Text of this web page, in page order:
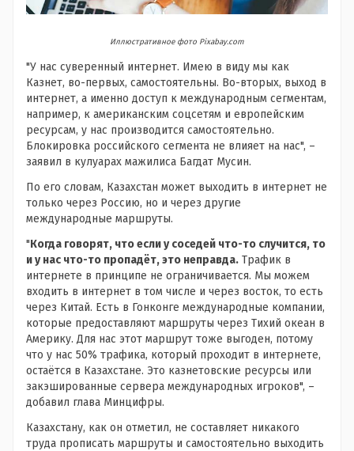
Иллюстративное фото Pixabay.com
"У нас суверенный интернет. Имею в виду мы как
Казнет, во-первых, самостоятельны. Во-вторых, выход в
интернет, а именно доступ к международным сегментам,
например, к американским соцсетям и европейским
ресурсам, у нас производится самостоятельно.
Блокировка российского сегмента не влияет на нас", –
заявил в кулуарах мажилиса Багдат Мусин.
По его словам, Казахстан может выходить в интернет не
только через Россию, но и через другие
международные маршруты.
"Когда говорят, что если у соседей что-то случится, то
и у нас что-то пропадёт, это неправда. Трафик в
интернете в принципе не ограничивается. Мы можем
входить в интернет в том числе и через восток, то есть
через Китай. Есть в Гонконге международные компании,
которые предоставляют маршруты через Тихий океан в
Америку. Для нас этот маршрут тоже выгоден, потому
что у нас 50% трафика, который проходит в интернете,
остаётся в Казахстане. Это казнетовские ресурсы или
закэшированные сервера международных игроков", –
добавил глава Минцифры.
Казахстану, как он отметил, не составляет никакого
труда прописать маршруты и самостоятельно выходить